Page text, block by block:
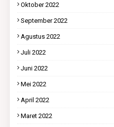
Oktober 2022
September 2022
Agustus 2022
Juli 2022
Juni 2022
Mei 2022
April 2022
Maret 2022